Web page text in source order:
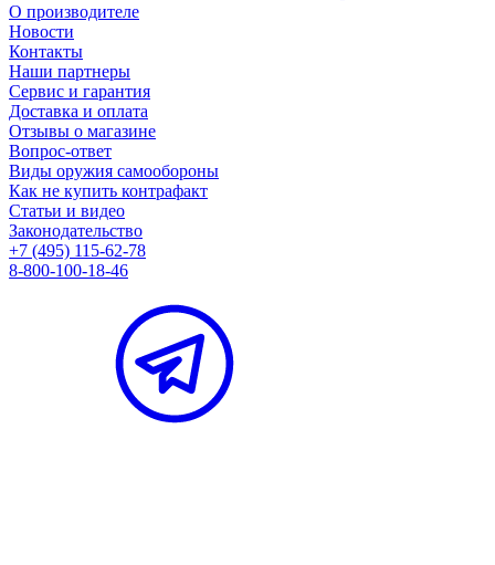
О производителе
Новости
Контакты
Наши партнеры
Сервис и гарантия
Доставка и оплата
Отзывы о магазине
Вопрос-ответ
Виды оружия самообороны
Как не купить контрафакт
Статьи и видео
Законодательство
+7 (495) 115-62-78
8-800-100-18-46